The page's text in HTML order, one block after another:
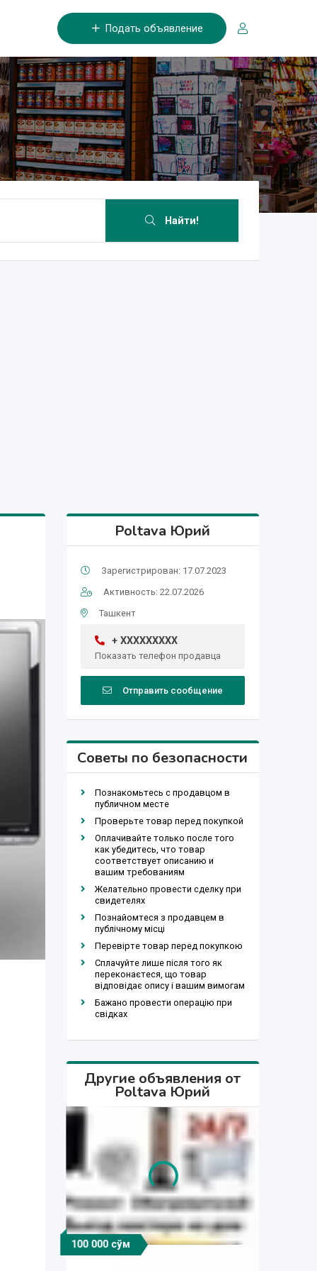
Подать объявление
Найти!
Poltava Юрий
Зарегистрирован: 17.07.2023
Активность: 22.07.2026
Ташкент
+ XXXXXXXXX
Показать телефон продавца
Отправить сообщение
Советы по безопасности
Познакомьтесь с продавцом в
публичном месте
Проверьте товар перед покупкой
Оплачивайте только после того
как убедитесь, что товар
соответствует описанию и
вашим требованиям
Желательно провести сделку при
свидетелях
Познайомтеся з продавцем в
публічному місці
Перевірте товар перед покупкою
Сплачуйте лише після того як
переконаєтеся, що товар
відповідає опису і вашим вимогам
Бажано провести операцію при
свідках
Другие объявления от
Poltava Юрий
100 000 сўм
100 000 сўм
100 000 сўм
100 000 сўм 200 000 сўм
100 000 сўм
100 000 сўм
100 000 сўм
100 000 сўм